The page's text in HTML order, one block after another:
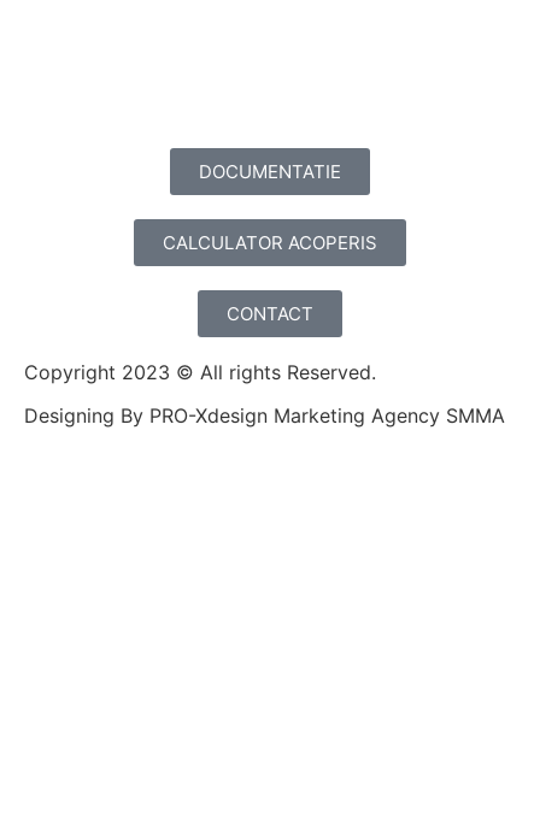
DOCUMENTATIE
CALCULATOR ACOPERIS
CONTACT
Copyright 2023 © All rights Reserved.
Designing By PRO-Xdesign Marketing Agency SMMA